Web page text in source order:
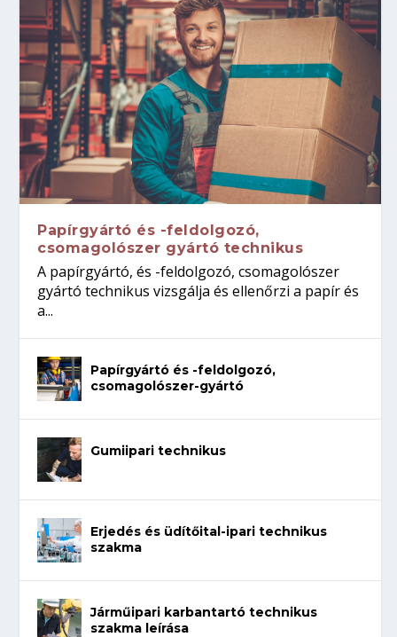
Papírgyártó és -feldolgozó,
csomagolószer gyártó technikus
A papírgyártó, és -feldolgozó, csomagolószer
gyártó technikus vizsgálja és ellenőrzi a papír és
a...
Papírgyártó és -feldolgozó,
csomagolószer-gyártó
Gumiipari technikus
Erjedés és üdítőital-ipari technikus
szakma
Járműipari karbantartó technikus
szakma leírása